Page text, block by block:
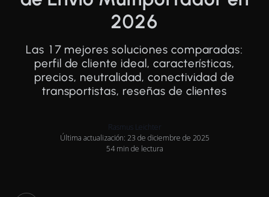
2026
Las 17 mejores soluciones comparadas:
perfil de cliente ideal, características,
precios, neutralidad, conectividad de
transportistas, reseñas de clientes
Rasmus Leichter
Última actualización: 23 de diciembre de 2025
54 min de lectura